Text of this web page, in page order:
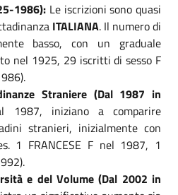
1986): Le iscrizioni sono quasi
ITALIANA. Il numero di
basso, con un graduale
nel 1925, 29 iscritti di sesso F
Straniere (Dal 1987 in
1987, iniziano a comparire
stranieri, inizialmente con
1 FRANCESE F nel 1987, 1
e del Volume (Dal 2002 in